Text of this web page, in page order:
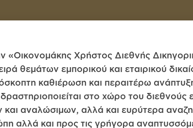
Χρήστος Διεθνής
θεμάτων εμπορικού και εταιρικού
καθιέρωση και περαιτέρω
στο χώρο του
αναλώσιμων, αλλά και ευρύτερα
αλλά και προς τις γρήγορα